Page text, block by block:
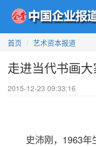
首页
艺术资本报道
走进当代书画
2015-12-23 09:33:16
史沛刚，1963年生